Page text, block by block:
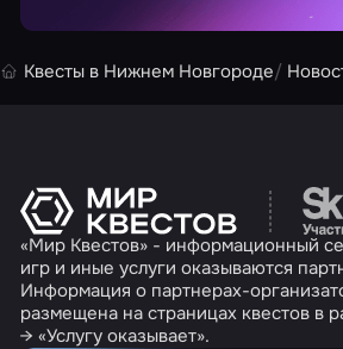
Квесты в Нижнем Новгороде
«Мир Квестов» - информационный
игр и иные услуги оказываются
Информация о партнерах-
размещена на страницах квестов в
→ «Услугу оказывает».